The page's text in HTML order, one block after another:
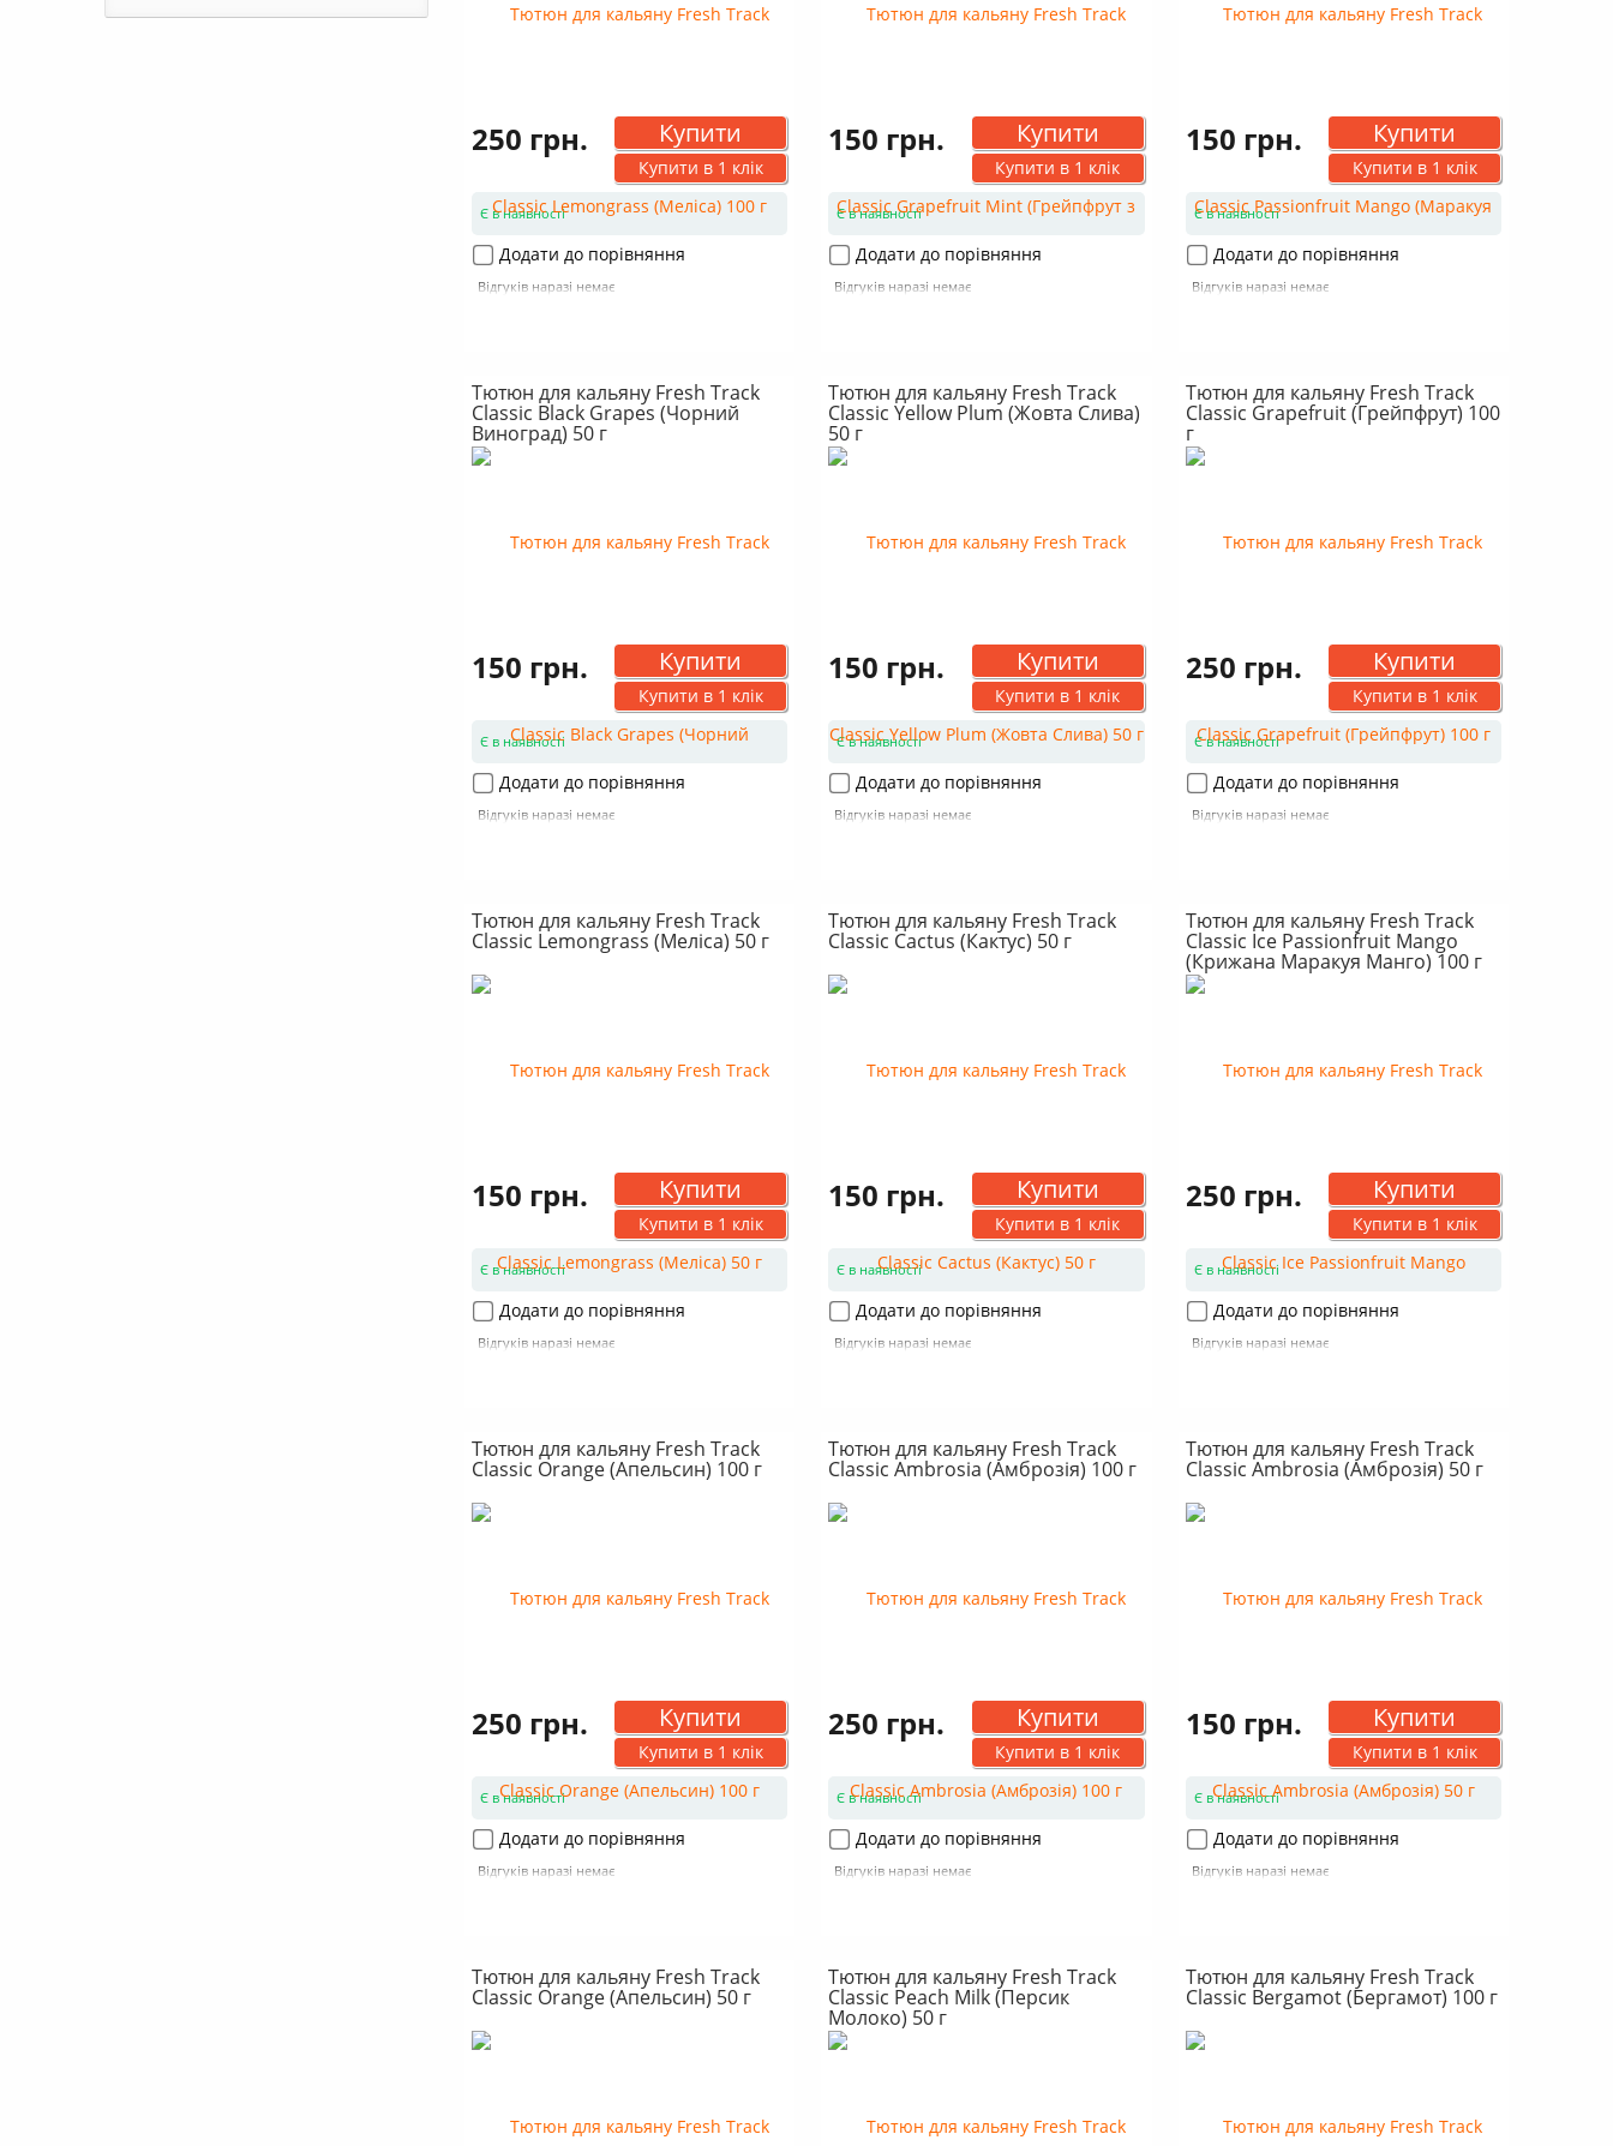
250 грн. Купити
Купити в 1 клік
Є в наявності
Додати до порівняння
Відгуків наразі немає
150 грн. Купити
Купити в 1 клік
Є в наявності
Додати до порівняння
Відгуків наразі немає
150 грн. Купити
Купити в 1 клік
Є в наявності
Додати до порівняння
Відгуків наразі немає
Тютюн для кальяну Fresh Track
Classic Black Grapes (Чорний
Виноград) 50 г
150 грн. Купити
Купити в 1 клік
Є в наявності
Додати до порівняння
Відгуків наразі немає
Тютюн для кальяну Fresh Track
Classic Yellow Plum (Жовта Слива)
50 г
150 грн. Купити
Купити в 1 клік
Є в наявності
Додати до порівняння
Відгуків наразі немає
Тютюн для кальяну Fresh Track
Classic Grapefruit (Грейпфрут) 100
г
250 грн. Купити
Купити в 1 клік
Є в наявності
Додати до порівняння
Відгуків наразі немає
Тютюн для кальяну Fresh Track
Classic Lemongrass (Меліса) 50 г
150 грн. Купити
Купити в 1 клік
Є в наявності
Додати до порівняння
Відгуків наразі немає
Тютюн для кальяну Fresh Track
Classic Cactus (Кактус) 50 г
150 грн. Купити
Купити в 1 клік
Є в наявності
Додати до порівняння
Відгуків наразі немає
Тютюн для кальяну Fresh Track
Classic Ice Passionfruit Mango
(Крижана Маракуя Манго) 100 г
250 грн. Купити
Купити в 1 клік
Є в наявності
Додати до порівняння
Відгуків наразі немає
Тютюн для кальяну Fresh Track
Classic Orange (Апельсин) 100 г
250 грн. Купити
Купити в 1 клік
Є в наявності
Додати до порівняння
Відгуків наразі немає
Тютюн для кальяну Fresh Track
Classic Ambrosia (Амброзія) 100 г
250 грн. Купити
Купити в 1 клік
Є в наявності
Додати до порівняння
Відгуків наразі немає
Тютюн для кальяну Fresh Track
Classic Ambrosia (Амброзія) 50 г
150 грн. Купити
Купити в 1 клік
Є в наявності
Додати до порівняння
Відгуків наразі немає
Тютюн для кальяну Fresh Track
Classic Orange (Апельсин) 50 г
Тютюн для кальяну Fresh Track
Classic Peach Milk (Персик
Молоко) 50 г
Тютюн для кальяну Fresh Track
Classic Bergamot (Бергамот) 100 г